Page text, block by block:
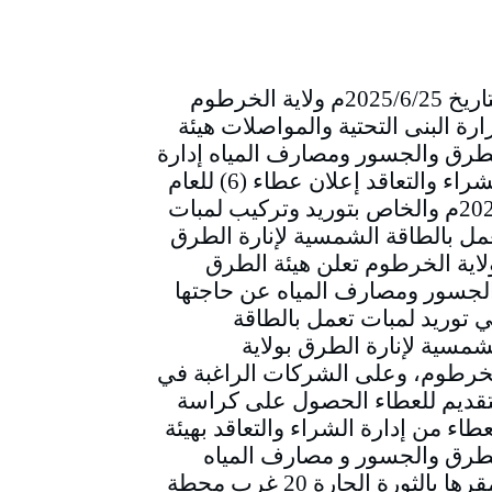
التاريخ 2025/6/25م ولاية الخرطوم
البنى التحتية والمواصلات هيئة
والجسور ومصارف المياه إدارة
الشراء والتعاقد إعلان عطاء (6) للعام
2025م والخاص بتوريد وتركيب لمبات
بالطاقة الشمسية لإنارة الطرق
الخرطوم تعلن هيئة الطرق
ومصارف المياه عن حاجتها
توريد لمبات تعمل بالطاقة
لإنارة الطرق بولاية
وعلى الشركات الراغبة في
للعطاء الحصول على كراسة
من إدارة الشراء والتعاقد بهيئة
والجسور و مصارف المياه
بمقرها بالثورة الحارة 20 غرب محطة